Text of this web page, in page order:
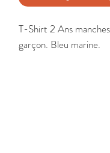
T-Shirt 2 Ans
garçon. Bleu marine.